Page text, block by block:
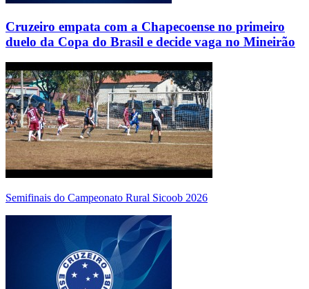
Cruzeiro empata com a Chapecoense no primeiro
duelo da Copa do Brasil e decide vaga no Mineirão
Semifinais do Campeonato Rural Sicoob 2026